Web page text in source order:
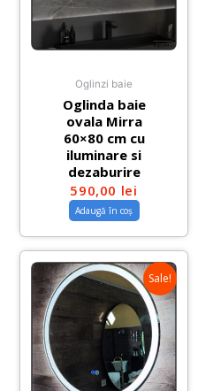
Oglinzi baie
Oglinda baie
ovala Mirra
60×80 cm cu
iluminare si
dezaburire
590,00 lei
Adaugă în coș
Sale!